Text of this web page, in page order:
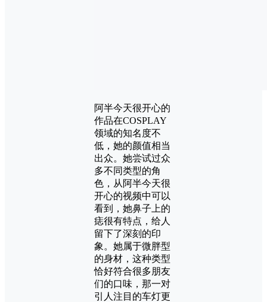
阿半今天很开心的
作品在COSPLAY
领域的知名度不
低，她的颜值相当
出众。她尝试过众
多不同类型的角
色，从阿半今天很
开心的视频中可以
看到，她鼻子上的
痣很有特点，给人
留下了深刻的印
象。她属于微胖型
的身材，这种类型
恰好符合很多朋友
们的口味，那一对
引人注目的车灯更